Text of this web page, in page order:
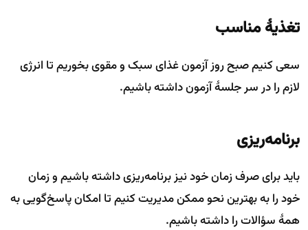
تغذیهٔ مناسب
سعی کنیم صبح روز آزمون غذای سبک و مقوی بخوریم تا انرژی
لازم را در سر جلسهٔ آزمون داشته باشیم.
برنامه‌ریزی
باید برای صرف زمان خود نیز برنامه‌ریزی داشته باشیم و زمان
خود را به بهترین نحو ممکن مدیریت کنیم تا امکان پاسخ‌گویی به
همهٔ سؤالات را داشته باشیم.